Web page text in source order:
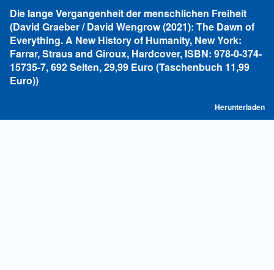
Artikeldetails
zurückkehren
Die lange Vergangenheit der menschlichen Freiheit
(David Graeber / David Wengrow (2021): The Dawn of
Everything. A New History of Humanity, New York:
Farrar, Straus and Giroux, Hardcover, ISBN: 978-0-374-
15735-7, 692 Seiten, 29,99 Euro (Taschenbuch 11,99
Euro))
Herunterladen